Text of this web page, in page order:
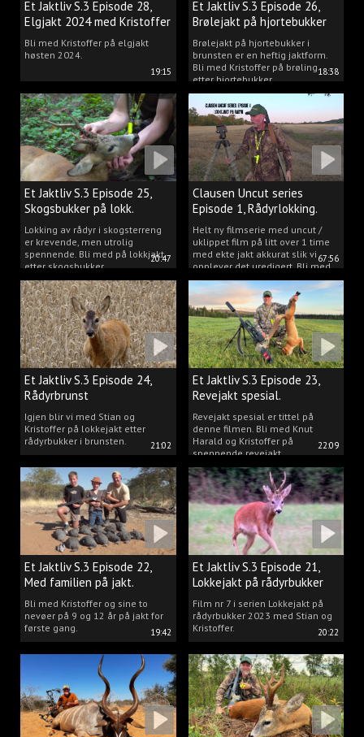
19:15
Et Jaktliv S.3 Episode 28,
Elgjakt 2024 med Kristoffer
Clausen
Bli med Kristoffer på elgjakt
høsten 2024.
18:38
Et Jaktliv S.3 Episode 26,
Brølejakt på hjortebukker
med Kristoffer Clausen
Brølejakt på hjortebukker i
brunsten er en heftig jaktform.
Bli med Kristoffer på brøling
etter hjortebukker.
20:47
Et Jaktliv S.3 Episode 25,
Skogsbukker på lokk.
Lokking av rådyr i skogsterreng
er krevende, men utrolig
spennende. Bli med på lokkjakt
etter skogsbukker.
67:56
Clausen Uncut series
Episode 1, Rådyrlokking.
Helt ny filmserie med uncut /
uklippet film på litt over 1 time
med ekte jakt akkurat slik vi
opplever det uredigert. Bli med
Kristoffer og opplev akkurat det
vi gjør når vi er ute og lokker
rådyr.
21:02
Et Jaktliv S.3 Episode 24,
Rådyrbrunst
Igjen blir vi med Stian og
Kristoffer på lokkejakt etter
rådyrbukker i brunsten.
22:09
Et Jaktliv S.3 Episode 23,
Revejakt spesial.
Revejakt spesial er tittel på
denne filmen. Bli med Knut
Harald og Kristoffer på
spennende revejakt.
19:42
Et Jaktliv S.3 Episode 22,
Med familien på jakt.
Bli med Kristoffer og sine to
nevøer på 9 og 12 år på jakt for
første gang.
20:22
Et Jaktliv S.3 Episode 21,
Lokkejakt på rådyrbukker
med Stian og Kristoffer
Film nr 7 i serien Lokkejakt på
rådyrbukker 2023 med Stian og
Kristoffer.